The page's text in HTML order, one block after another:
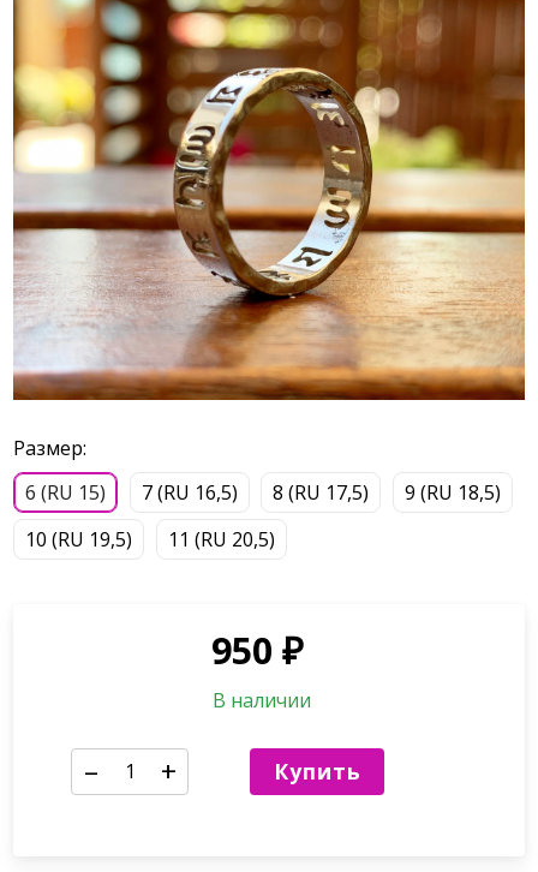
Размер:
6 (RU 15)
7 (RU 16,5) 8 (RU 17,5)
9 (RU 18,5)
10 (RU 19,5)
11 (RU 20,5)
950 ₽
В наличии
– + Купить